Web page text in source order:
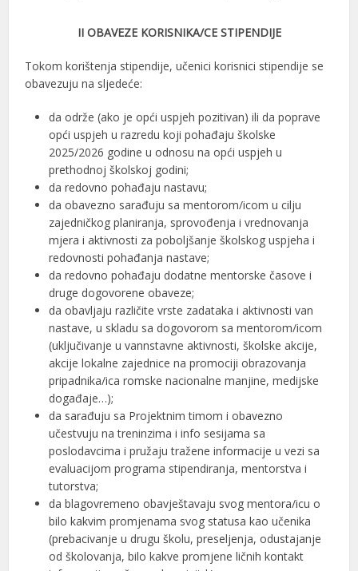
II OBAVEZE KORISNIKA/CE STIPENDIJE
Tokom korištenja stipendije, učenici korisnici stipendije se
obavezuju na sljedeće:
da održe (ako je opći uspjeh pozitivan) ili da poprave
opći uspjeh u razredu koji pohađaju školske
2025/2026 godine u odnosu na opći uspjeh u
prethodnoj školskoj godini;
da redovno pohađaju nastavu;
da obavezno sarađuju sa mentorom/icom u cilju
zajedničkog planiranja, sprovođenja i vrednovanja
mjera i aktivnosti za poboljšanje školskog uspjeha i
redovnosti pohađanja nastave;
da redovno pohađaju dodatne mentorske časove i
druge dogovorene obaveze;
da obavljaju različite vrste zadataka i aktivnosti van
nastave, u skladu sa dogovorom sa mentorom/icom
(uključivanje u vannstavne aktivnosti, školske akcije,
akcije lokalne zajednice na promociji obrazovanja
pripadnika/ica romske nacionalne manjine, medijske
događaje…);
da sarađuju sa Projektnim timom i obavezno
učestvuju na treninzima i info sesijama sa
poslodavcima i pružaju tražene informacije u vezi sa
evaluacijom programa stipendiranja, mentorstva i
tutorstva;
da blagovremeno obavještavaju svog mentora/icu o
bilo kakvim promjenama svog statusa kao učenika
(prebacivanje u drugu školu, preseljenja, odustajanje
od školovanja, bilo kakve promjene ličnih kontakt